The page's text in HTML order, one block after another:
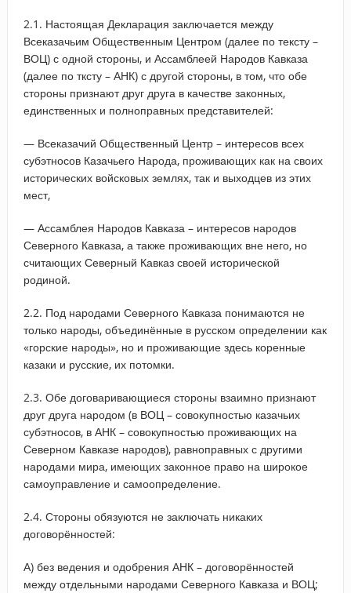
2.1. Настоящая Декларация заключается между
Всеказачьим Общественным Центром (далее по тексту –
ВОЦ) с одной стороны, и Ассамблеей Народов Кавказа
(далее по тксту – АНК) с другой стороны, в том, что обе
стороны признают друг друга в качестве законных,
единственных и полноправных представителей:
— Всеказачий Общественный Центр – интересов всех
субэтносов Казачьего Народа, проживающих как на своих
исторических войсковых землях, так и выходцев из этих
мест,
— Ассамблея Народов Кавказа – интересов народов
Северного Кавказа, а также проживающих вне него, но
считающих Северный Кавказ своей исторической
родиной.
2.2. Под народами Северного Кавказа понимаются не
только народы, объединённые в русском определении как
«горские народы», но и проживающие здесь коренные
казаки и русские, их потомки.
2.3. Обе договаривающиеся стороны взаимно признают
друг друга народом (в ВОЦ – совокупностью казачьих
субэтносов, в АНК – совокупностью проживающих на
Северном Кавказе народов), равноправных с другими
народами мира, имеющих законное право на широкое
самоуправление и самоопределение.
2.4. Стороны обязуются не заключать никаких
договорённостей:
А) без ведения и одобрения АНК – договорённостей
между отдельными народами Северного Кавказа и ВОЦ;